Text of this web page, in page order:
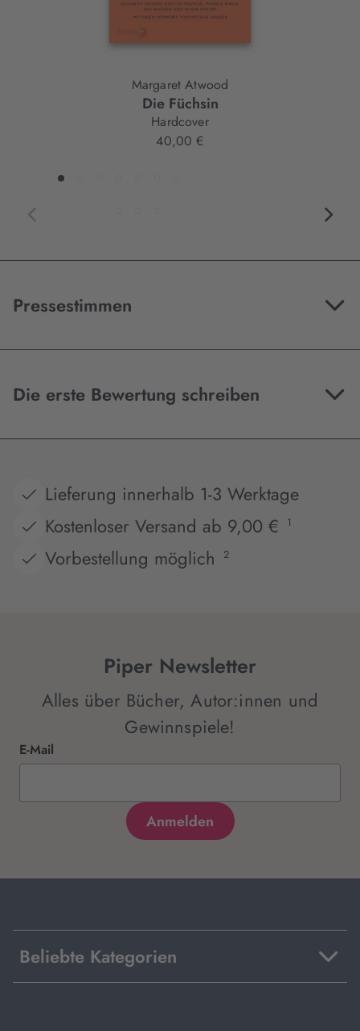
Margaret Atwood
Die Füchsin
Hardcover
40,00 €
Pressestimmen
Die erste Bewertung schreiben
Lieferung innerhalb 1-3 Werktage
Kostenloser Versand ab 9,00 €
1
Vorbestellung möglich 2
Piper Newsletter
Alles über Bücher, Autor:innen und
Gewinnspiele!
E-Mail
Beliebte Kategorien